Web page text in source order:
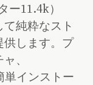
11.4k）
純粋なスト
供します。プ
、
インストー